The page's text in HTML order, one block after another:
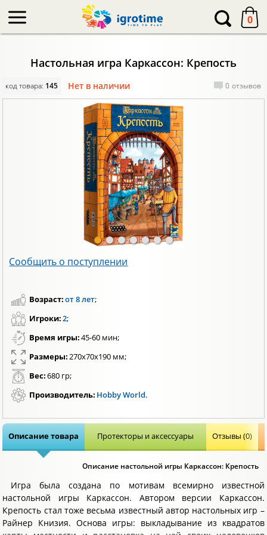
0
Настольная игра Каркассон: Крепость
код товара: 145 Нет в наличии 0 отзывов
Сообщить о поступлении
Возраст:от 8 лет;
Игроки:2;
Время игры:45-60 мин;
Размеры:270х70х190 мм;
Вес:680 гр;
Производитель: Hobby World.
Описание товара Протекторы и аксессуары Отзывы (0)
Описание настольной игры Каркассон: Крепость
Игра была создана по мотивам всемирно известной
настольной игры Каркассон. Автором версии Каркассон.
Крепость стал тоже весьма известный автор настольных игр –
Райнер Книзия. Основа игры: выкладывание из квадратов